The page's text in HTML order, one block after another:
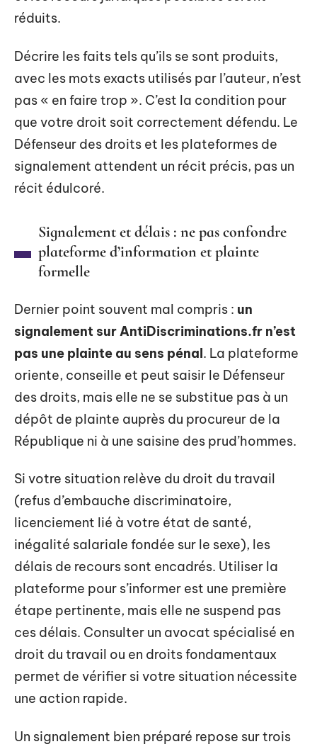
réduits.
Décrire les faits tels qu’ils se sont produits,
avec les mots exacts utilisés par l’auteur, n’est
pas « en faire trop ». C’est la condition pour
que votre droit soit correctement défendu. Le
Défenseur des droits et les plateformes de
signalement attendent un récit précis, pas un
récit édulcoré.
Signalement et délais : ne pas confondre
plateforme d’information et plainte
formelle
Dernier point souvent mal compris : un
signalement sur AntiDiscriminations.fr n’est
pas une plainte au sens pénal. La plateforme
oriente, conseille et peut saisir le Défenseur
des droits, mais elle ne se substitue pas à un
dépôt de plainte auprès du procureur de la
République ni à une saisine des prud’hommes.
Si votre situation relève du droit du travail
(refus d’embauche discriminatoire,
licenciement lié à votre état de santé,
inégalité salariale fondée sur le sexe), les
délais de recours sont encadrés. Utiliser la
plateforme pour s’informer est une première
étape pertinente, mais elle ne suspend pas
ces délais. Consulter un avocat spécialisé en
droit du travail ou en droits fondamentaux
permet de vérifier si votre situation nécessite
une action rapide.
Un signalement bien préparé repose sur trois